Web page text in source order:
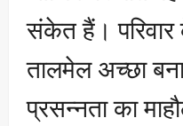
संकेत हैं।
तालमेल अच्छा
प्रसन्नता का